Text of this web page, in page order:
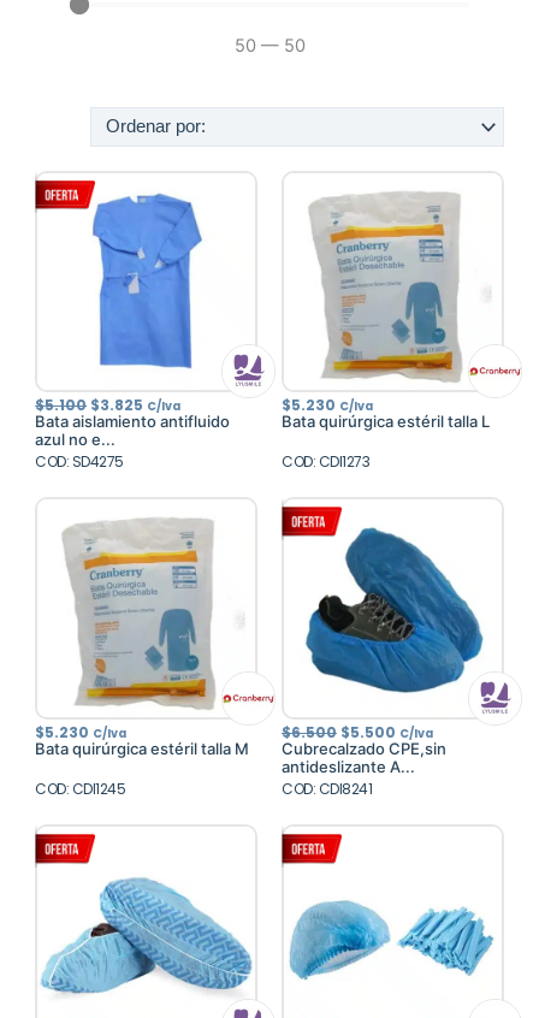
50 — 50
$5.100 El
precio
original
era:
$5.100.
$3.825 El
precio
actual
C/Iva
Bata aislamiento antifluido
azul no e...
COD: SD4275
$5.230 C/Iva
Bata quirúrgica estéril talla L
COD: CDI1273
$5.230 C/Iva
Bata quirúrgica estéril talla M
COD: CDI1245
$6.500 El
precio
original
era:
$6.500.
$5.500 El
precio
actual
es:
C/Iva
Cubrecalzado CPE,sin
antideslizante A...
COD: CDI8241